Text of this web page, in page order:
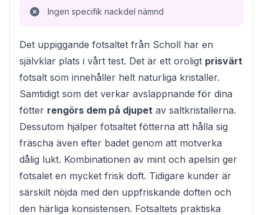
Ingen specifik nackdel nämnd
Det uppiggande fotsaltet från Scholl har en
självklar plats i vårt test. Det är ett oroligt prisvärt
fotsalt som innehåller helt naturliga kristaller.
Samtidigt som det verkar avslappnande för dina
fötter rengörs dem på djupet av saltkristallerna.
Dessutom hjälper fotsaltet fötterna att hålla sig
fräscha även efter badet genom att motverka
dålig lukt. Kombinationen av mint och apelsin ger
fotsalet en mycket frisk doft. Tidigare kunder är
särskilt nöjda med den uppfriskande doften och
den härliga konsistensen. Fotsaltets praktiska